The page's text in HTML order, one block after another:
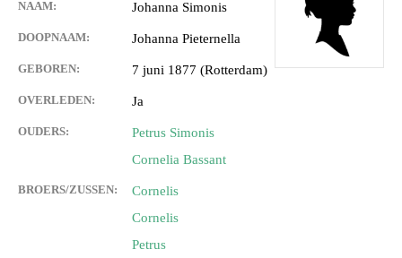
NAAM: Johanna Simonis
DOOPNAAM: Johanna Pieternella
GEBOREN: 7 juni 1877 (Rotterdam)
OVERLEDEN: Ja
OUDERS:
Petrus Simonis
Cornelia Bassant
BROERS/ZUSSEN:
Cornelis
Cornelis
Petrus